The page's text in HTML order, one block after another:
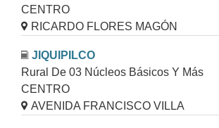
CENTRO
RICARDO FLORES MAGÓN
JIQUIPILCO
Rural De 03 Núcleos Básicos Y Más
CENTRO
AVENIDA FRANCISCO VILLA